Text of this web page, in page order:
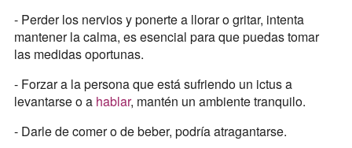
- Perder los nervios y ponerte a llorar o gritar, intenta
mantener la calma, es esencial para que puedas tomar
las medidas oportunas.
- Forzar a la persona que está sufriendo un ictus a
levantarse o a hablar, mantén un ambiente tranquilo.
- Darle de comer o de beber, podría atragantarse.